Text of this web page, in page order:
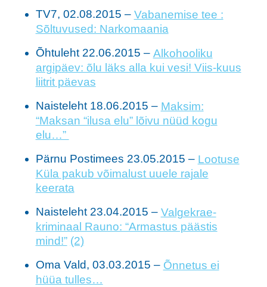
TV7, 02.08.2015 – Vabanemise tee :
Sõltuvused: Narkomaania
Õhtuleht 22.06.2015 – Alkohooliku
argipäev: õlu läks alla kui vesi! Viis-kuus
liitrit päevas
Naisteleht 18.06.2015 – Maksim:
“Maksan “ilusa elu” lõivu nüüd kogu
elu…”
Pärnu Postimees 23.05.2015 – Lootuse
Küla pakub võimalust uuele rajale
keerata
Naisteleht 23.04.2015 – Valgekrae-
kriminaal Rauno: “Armastus päästis
mind!” (2)
Oma Vald, 03.03.2015 – Õnnetus ei
hüüa tulles…